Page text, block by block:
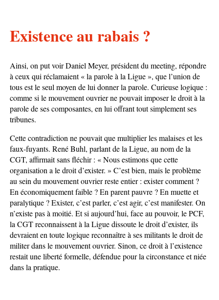
Existence au rabais ?
Ainsi, on put voir Daniel Meyer, président du meeting, répondre
à ceux qui réclamaient « la parole à la Ligue », que l’union de
tous est le seul moyen de lui donner la parole. Curieuse logique :
comme si le mouvement ouvrier ne pouvait imposer le droit à la
parole de ses composantes, en lui offrant tout simplement ses
tribunes.
Cette contradiction ne pouvait que multiplier les malaises et les
faux-fuyants. René Buhl, parlant de la Ligue, au nom de la
CGT, affirmait sans fléchir : « Nous estimons que cette
organisation a le droit d’exister. » C’est bien, mais le problème
au sein du mouvement ouvrier reste entier : exister comment ?
En économiquement faible ? En parent pauvre ? En muette et
paralytique ? Exister, c’est parler, c’est agir, c’est manifester. On
n’existe pas à moitié. Et si aujourd’hui, face au pouvoir, le PCF,
la CGT reconnaissent à la Ligue dissoute le droit d’exister, ils
devraient en toute logique reconnaître à ses militants le droit de
militer dans le mouvement ouvrier. Sinon, ce droit à l’existence
restait une liberté formelle, défendue pour la circonstance et niée
dans la pratique.